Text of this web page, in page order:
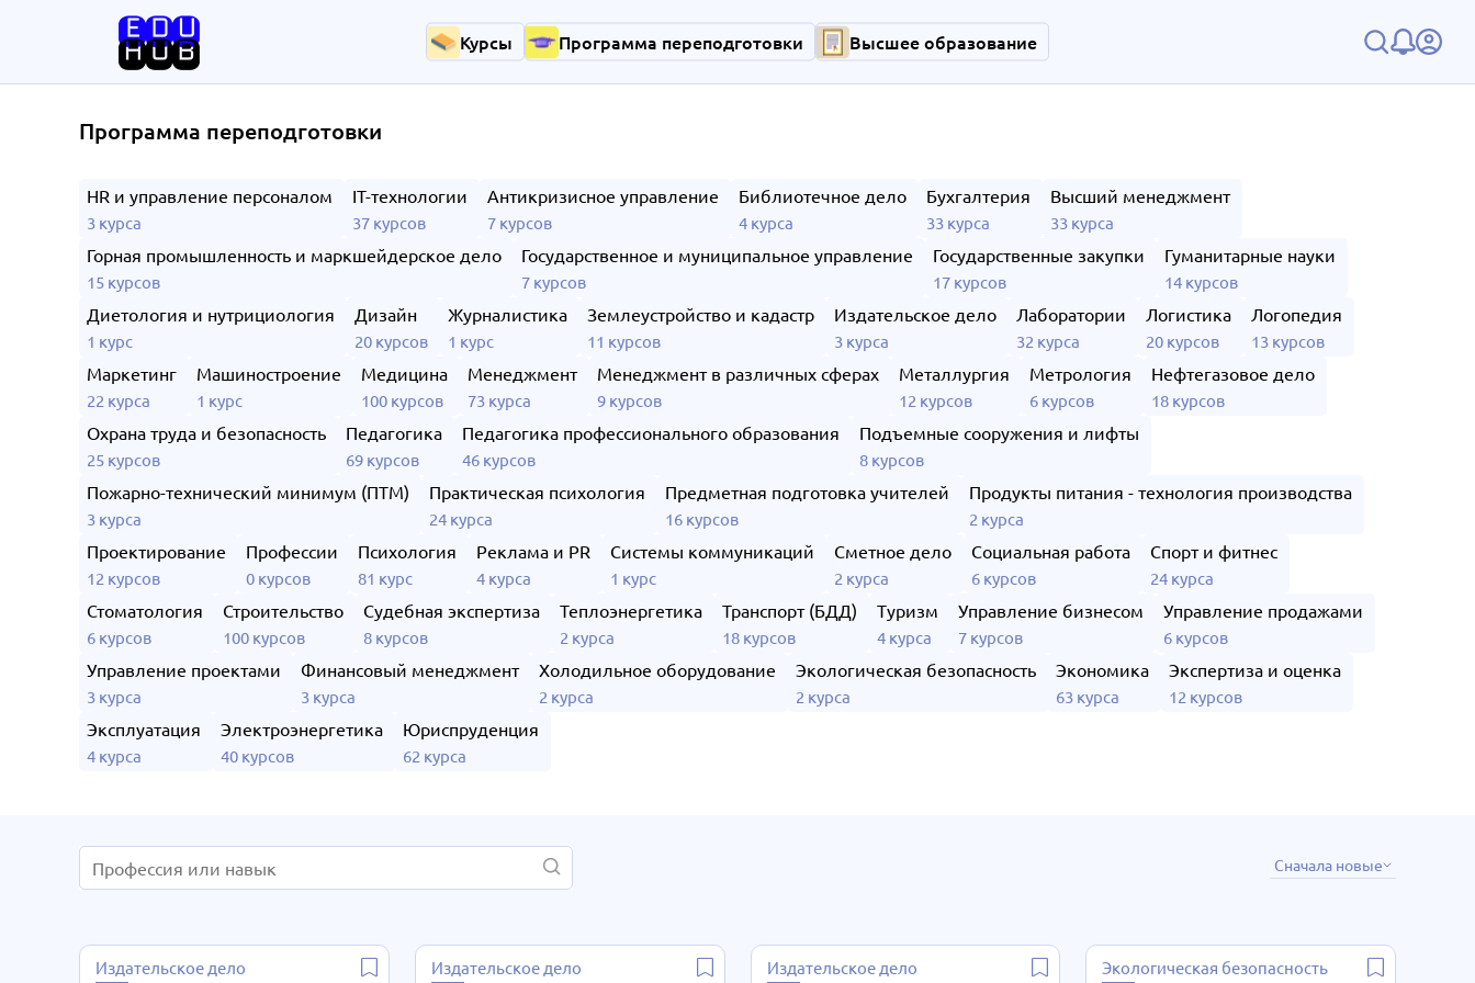
Курсы Программа переподготовки Высшее образование
Программа переподготовки
HR и управление персоналом
3 курса
IT-технологии
37 курсов
Антикризисное управление
7 курсов
Библиотечное дело
4 курса
Бухгалтерия
33 курса
Высший менеджмент
33 курса
Горная промышленность и маркшейдерское дело
15 курсов
Государственное и муниципальное управление
7 курсов
Государственные закупки
17 курсов
Гуманитарные науки
14 курсов
Диетология и нутрициология
1 курс
Дизайн
20 курсов
Журналистика
1 курс
Землеустройство и кадастр
11 курсов
Издательское дело
3 курса
Лаборатории
32 курса
Логистика
20 курсов
Логопедия
13 курсов
Маркетинг
22 курса
Машиностроение
1 курс
Медицина
100 курсов
Менеджмент
73 курса
Менеджмент в различных сферах
9 курсов
Металлургия
12 курсов
Метрология
6 курсов
Нефтегазовое дело
18 курсов
Охрана труда и безопасность
25 курсов
Педагогика
69 курсов
Педагогика профессионального образования
46 курсов
Подъемные сооружения и лифты
8 курсов
Пожарно-технический минимум (ПТМ)
3 курса
Практическая психология
24 курса
Предметная подготовка учителей
16 курсов
Продукты питания - технология производства
2 курса
Проектирование
12 курсов
Профессии
0 курсов
Психология
81 курс
Реклама и PR
4 курса
Системы коммуникаций
1 курс
Сметное дело
2 курса
Социальная работа
6 курсов
Спорт и фитнес
24 курса
Стоматология
6 курсов
Строительство
100 курсов
Судебная экспертиза
8 курсов
Теплоэнергетика
2 курса
Транспорт (БДД)
18 курсов
Туризм
4 курса
Управление бизнесом
7 курсов
Управление продажами
6 курсов
Управление проектами
3 курса
Финансовый менеджмент
3 курса
Холодильное оборудование
2 курса
Экологическая безопасность
2 курса
Экономика
63 курса
Экспертиза и оценка
12 курсов
Эксплуатация
4 курса
Электроэнергетика
40 курсов
Юриспруденция
62 курса
Сначала новые
Издательское дело Издательское дело Издательское дело Экологическая безопасность